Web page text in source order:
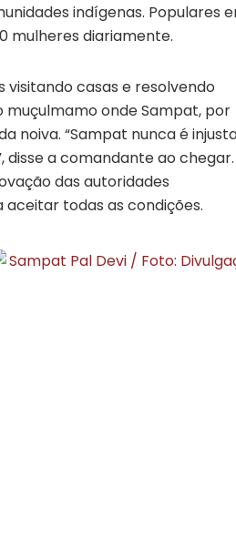
indígenas. Populares
mulheres diariamente.
visitando casas e resolvendo
muçulmamo onde Sampat, por
noiva. “Sampat nunca é
a comandante ao chegar.
das autoridades
aceitar todas as condições.